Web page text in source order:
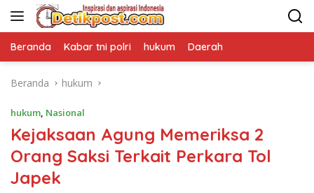
Langsung
Beranda Kabar tni polri hukum Daerah
Beranda hukum
hukum, Nasional
Kejaksaan Agung Memeriksa 2
Orang Saksi Terkait Perkara Tol
Japek